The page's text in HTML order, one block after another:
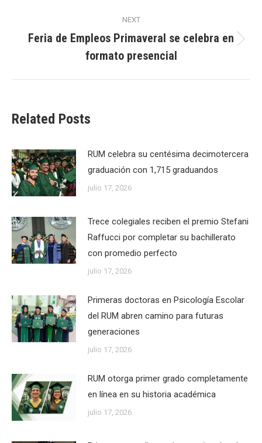
NEXT
Next
post:
Feria de Empleos Primaveral se celebra en
formato presencial
Related Posts
RUM celebra su centésima decimotercera
graduación con 1,715 graduandos
julio 17, 2026
Trece colegiales reciben el premio Stefani
Raffucci por completar su bachillerato
con promedio perfecto
julio 17, 2026
Primeras doctoras en Psicología Escolar
del RUM abren camino para futuras
generaciones
julio 17, 2026
RUM otorga primer grado completamente
en línea en su historia académica
julio 17, 2026